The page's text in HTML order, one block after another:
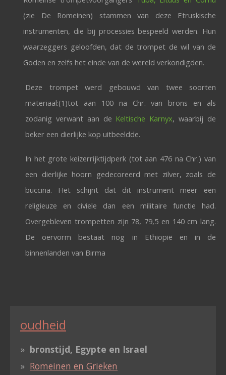
(zie De Romeinen) stammen van deze Etruskische
instrumenten, die bij processies bespeeld werden. Hun
waarzeggers geloofden, dat de trompet de wil van de
Goden en zelfs het einde van de wereld verkondigden.
Deze trompet werd gebouwd van twee soorten
materiaal:(1)tot aan 100 na Chr. van brons en als
zodanig verwant aan de Keltische Karnyx, waarbij de
beker een dierlijke kop uitbeeldde.
In het grote keizerrijktijdperk (tot aan 476 na Chr.) van
een dierlijke hoorn gedecoreerd met zilver, zoals de
buccina. Het schijnt dat dit instrument meer een
religieuze en civiele dan een militaire functie had.
Overgebleven trompetten zijn 78, 79,5 en 140 cm lang.
De oervorm bestaat nog in Ethiopië en in de
binnenlanden van Birma
oudheid
bronstijd, Egypte en Israel
Romeinen en Grieken